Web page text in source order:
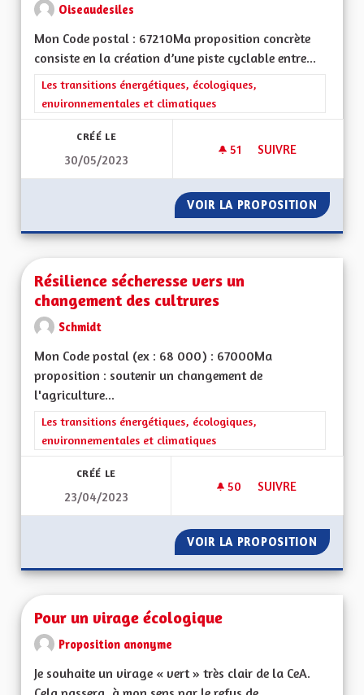
Oiseaudesiles
Mon Code postal : 67210Ma proposition concrète
consiste en la création d’une piste cyclable entre...
Filtrer les résultats de la catégorie : Les transitions
Les transitions énergétiques, écologiques,
environnementales et climatiques
CRÉÉ LE
30/05/2023
51 51 ABONNÉS
SUIVRE
VOIR LA PROPOSITION
Résilience sécheresse vers un
changement des cultrures
Schmidt
Mon Code postal (ex : 68 000) : 67000Ma
proposition : soutenir un changement de
l'agriculture...
Filtrer les résultats de la catégorie : Les transitions
Les transitions énergétiques, écologiques,
environnementales et climatiques
CRÉÉ LE
23/04/2023
50 50 ABONNÉS
SUIVRE
VOIR LA PROPOSITION
Pour un virage écologique
Proposition anonyme
Je souhaite un virage « vert » très clair de la CeA.